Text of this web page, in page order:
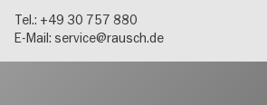
Tel.: +49 30 757 880
E-Mail: service@rausch.de